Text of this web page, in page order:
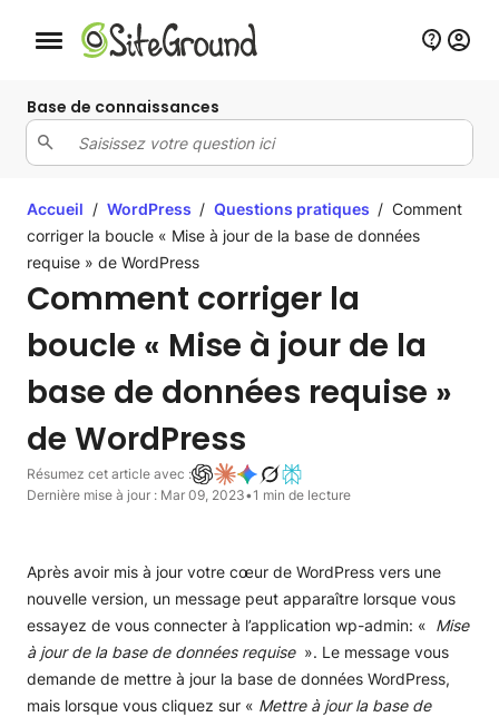
Bouton de navigation mobile
Base de connaissances
Accueil / WordPress / Questions pratiques / Comment
corriger la boucle « Mise à jour de la base de données
requise » de WordPress
Comment corriger la
boucle « Mise à jour de la
base de données requise »
de WordPress
Résumez cet article avec :
Dernière mise à jour : Mar 09, 2023•1 min de lecture
Après avoir mis à jour votre cœur de WordPress vers une
nouvelle version, un message peut apparaître lorsque vous
essayez de vous connecter à l’application wp-admin: « Mise
à jour de la base de données requise ». Le message vous
demande de mettre à jour la base de données WordPress,
mais lorsque vous cliquez sur « Mettre à jour la base de